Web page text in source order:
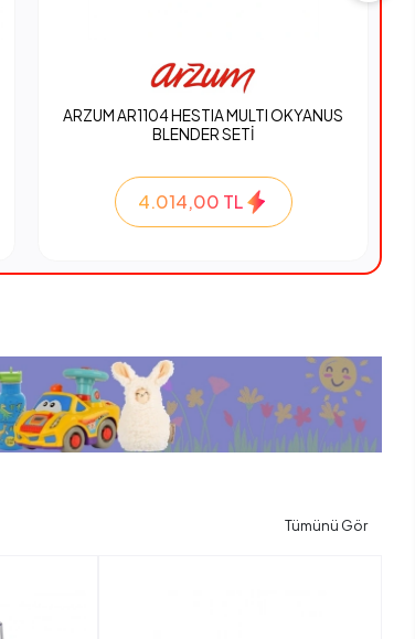
ARZUM AR1104 HESTIA MULTI OKYANUS
BLENDER SETİ
4.014,00 TL
Tümünü Gör